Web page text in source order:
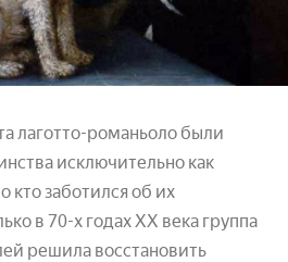
лаготто-романьоло были
исключительно как
кто заботился об их
в 70-х годах ХХ века группа
решила восстановить